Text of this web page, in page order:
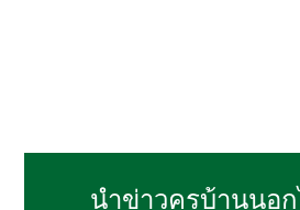
นำข่าวครูบ้านนอก